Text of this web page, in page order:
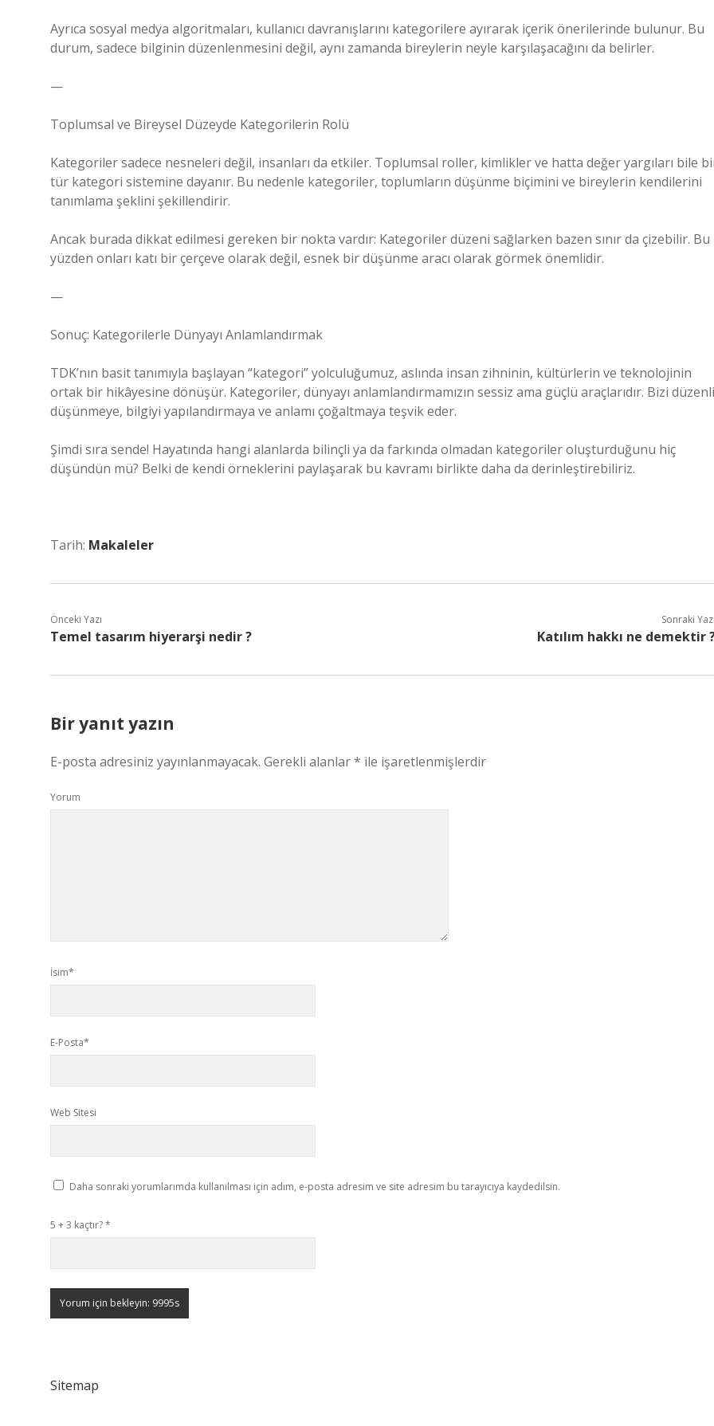
Ayrıca sosyal medya algoritmaları, kullanıcı davranışlarını kategorilere ayırarak içerik önerilerinde bulunur. Bu
durum, sadece bilginin düzenlenmesini değil, aynı zamanda bireylerin neyle karşılaşacağını da belirler.
—
Toplumsal ve Bireysel Düzeyde Kategorilerin Rolü
Kategoriler sadece nesneleri değil, insanları da etkiler. Toplumsal roller, kimlikler ve hatta değer yargıları bile
tür kategori sistemine dayanır. Bu nedenle kategoriler, toplumların düşünme biçimini ve bireylerin kendilerini
tanımlama şeklini şekillendirir.
Ancak burada dikkat edilmesi gereken bir nokta vardır: Kategoriler düzeni sağlarken bazen sınır da çizebilir. Bu
yüzden onları katı bir çerçeve olarak değil, esnek bir düşünme aracı olarak görmek önemlidir.
—
Sonuç: Kategorilerle Dünyayı Anlamlandırmak
TDK’nın basit tanımıyla başlayan “kategori” yolculuğumuz, aslında insan zihninin, kültürlerin ve teknolojinin
ortak bir hikâyesine dönüşür. Kategoriler, dünyayı anlamlandırmamızın sessiz ama güçlü araçlarıdır. Bizi düzenli
düşünmeye, bilgiyi yapılandırmaya ve anlamı çoğaltmaya teşvik eder.
Şimdi sıra sende! Hayatında hangi alanlarda bilinçli ya da farkında olmadan kategoriler oluşturduğunu hiç
düşündün mü? Belki de kendi örneklerini paylaşarak bu kavramı birlikte daha da derinleştirebiliriz.
Tarih: Makaleler
Önceki Yazı
Temel tasarım hiyerarşi nedir ?
Sonraki
Katılım hakkı ne demektir
Bir yanıt yazın
E-posta adresiniz yayınlanmayacak. Gerekli alanlar* ile işaretlenmişlerdir
Yorum
İsim*
E-Posta*
Web Sitesi
Daha sonraki yorumlarımda kullanılması için adım, e-posta adresim ve site adresim bu tarayıcıya kaydedilsin.
5 + 3 kaçtır?*
Sitemap